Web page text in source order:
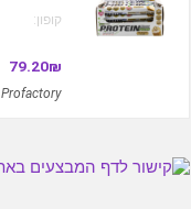
קופון:
79.20₪
Profactory